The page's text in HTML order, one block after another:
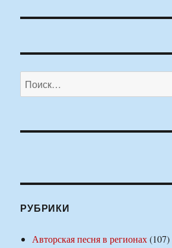
Искать:
РУБРИКИ
Авторская песня в регионах(107)